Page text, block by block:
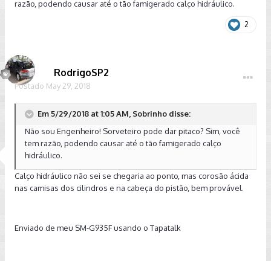
razão, podendo causar até o tão famigerado calço hidráulico.
2
RodrigoSP2
Postado May 29, 2018
Em 5/29/2018 at 1:05 AM, Sobrinho disse:
Não sou Engenheiro! Sorveteiro pode dar pitaco? Sim, você
tem razão, podendo causar até o tão famigerado calço
hidráulico.
Calço hidráulico não sei se chegaria ao ponto, mas corosão ácida
nas camisas dos cilindros e na cabeça do pistão, bem provável.
Enviado de meu SM-G935F usando o Tapatalk